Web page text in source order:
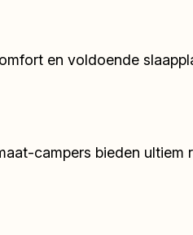
en voldoende
campers bieden